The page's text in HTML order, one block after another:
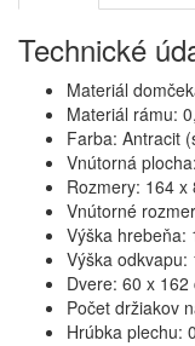
Technické
Materiál
Materiál rámu:
Farba: Antracit
Vnútorná
Rozmery: 164 x
Vnútorné
Výška hrebeňa:
Výška odkvapu:
Dvere: 60 x 162
Počet držiakov
Hrúbka plechu: